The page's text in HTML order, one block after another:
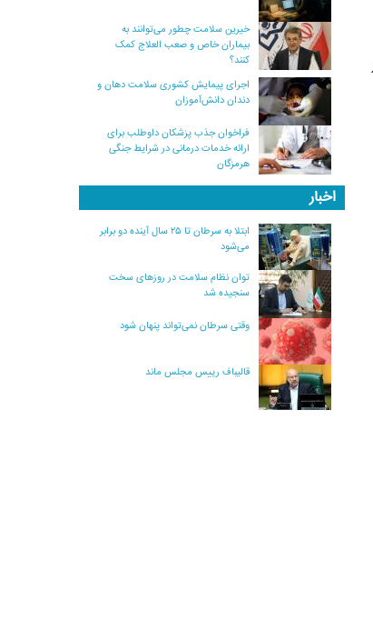
خیرین سلامت چطور می‌توانند به
بیماران خاص و صعب العلاج کمک
کنند؟
اجرای پیمایش کشوری سلامت دهان و
دندان دانش‌آموزان
فراخوان جذب پزشکان داوطلب برای
ارائه خدمات درمانی در شرایط جنگی
هرمزگان
اخبار
ابتلا به سرطان تا ۲۵ سال آینده دو برابر
می‌شود
توان نظام سلامت در روزهای سخت
سنجیده شد
وقتی سرطان نمی‌تواند پنهان شود
قالیباف رییس مجلس ماند